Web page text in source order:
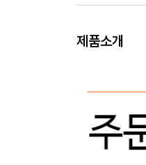
제품소개